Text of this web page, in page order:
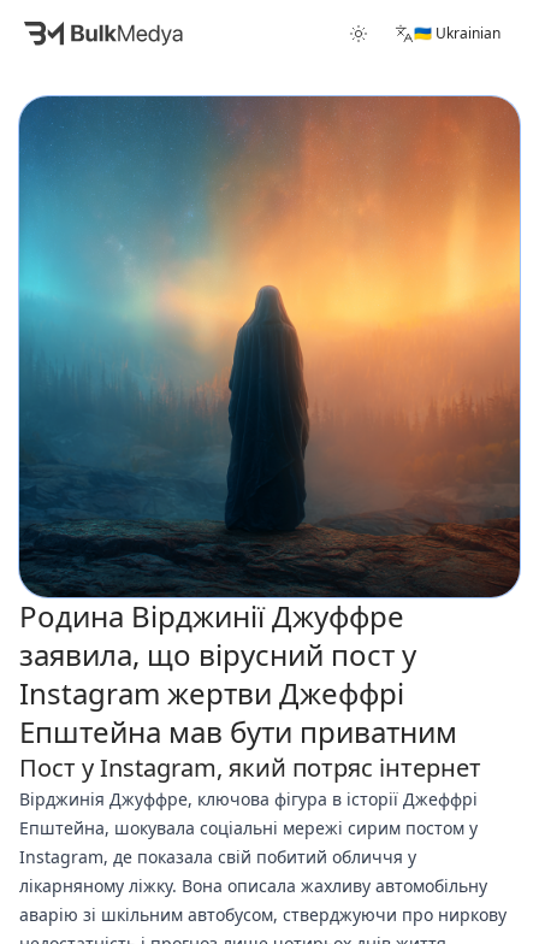
🇺🇦 Ukrainian
Родина Вірджинії Джуффре
заявила, що вірусний пост у
Instagram жертви Джеффрі
Епштейна мав бути приватним
Пост у Instagram, який потряс інтернет
Вірджинія Джуффре, ключова фігура в історії Джеффрі
Епштейна, шокувала соціальні мережі сирим постом у
Instagram, де показала свій побитий обличчя у
лікарняному ліжку. Вона описала жахливу автомобільну
аварію зі шкільним автобусом, стверджуючи про ниркову